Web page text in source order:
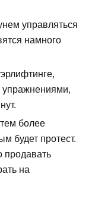
управляться
намного
упражнениями,
более
будет протест.
продавать
на